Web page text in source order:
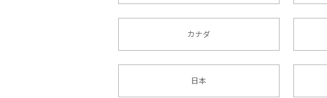
カナダ
日本